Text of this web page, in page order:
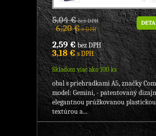
5,04 €bez DPH
6,20 €s DPH
2,59 €bez DPH
3,18 €s DPH
Skladom viac ako 100 ks
obal s priehradkami A5, značky
model: Gemini, - patentovaný
elegantnou prúžkovanou plastickou
textúrou a...